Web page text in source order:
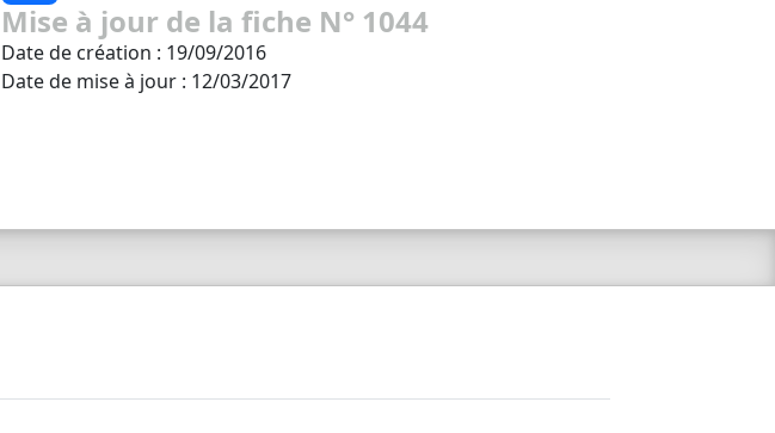
Mise à jour de la fiche N° 1044
Date de création : 19/09/2016
Date de mise à jour : 12/03/2017